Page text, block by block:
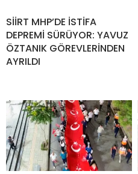
SİİRT MHP’DE İSTİFA
DEPREMİ SÜRÜYOR: YAVUZ
ÖZTANIK GÖREVLERİNDEN
AYRILDI